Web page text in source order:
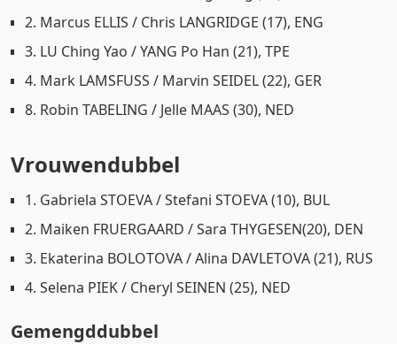
2. Marcus ELLIS / Chris LANGRIDGE (17), ENG
3. LU Ching Yao / YANG Po Han (21), TPE
4. Mark LAMSFUSS / Marvin SEIDEL (22), GER
8. Robin TABELING / Jelle MAAS (30), NED
Vrouwendubbel
1. Gabriela STOEVA / Stefani STOEVA (10), BUL
2. Maiken FRUERGAARD / Sara THYGESEN(20), DEN
3. Ekaterina BOLOTOVA / Alina DAVLETOVA (21), RUS
4. Selena PIEK / Cheryl SEINEN (25), NED
Gemengddubbel